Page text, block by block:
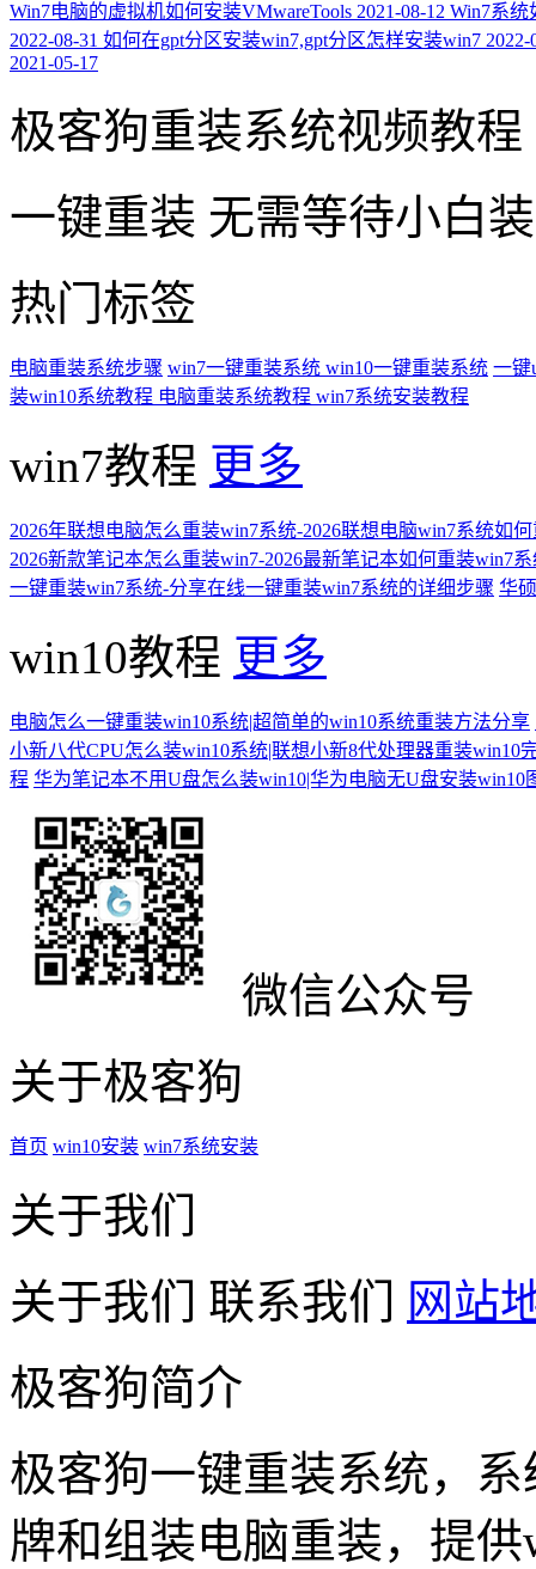
Win7电脑的虚拟机如何安装VMwareTools 2021-08-12 Win7系统
2022-08-31 如何在gpt分区安装win7,gpt分区怎样安装win7 2022-
2021-05-17
极客狗重装系统视频教程
一键重装 无需等待小白
热门标签
电脑重装系统步骤 win7一键重装系统 win10一键重装系统 一键
装win10系统教程 电脑重装系统教程 win7系统安装教程
win7教程 更多
2026年联想电脑怎么重装win7系统-2026联想电脑win7系统如
2026新款笔记本怎么重装win7-2026最新笔记本如何重装win7
一键重装win7系统-分享在线一键重装win7系统的详细步骤 华
win10教程 更多
电脑怎么一键重装win10系统|超简单的win10系统重装方法分享
小新八代CPU怎么装win10系统|联想小新8代处理器重装win10
程 华为笔记本不用U盘怎么装win10|华为电脑无U盘安装win10
微信公众号
关于极客狗
首页 win10安装 win7系统安装
关于我们
关于我们
联系我们
网站
极客狗简介
极客狗一键重装系统，
牌和组装电脑重装，提